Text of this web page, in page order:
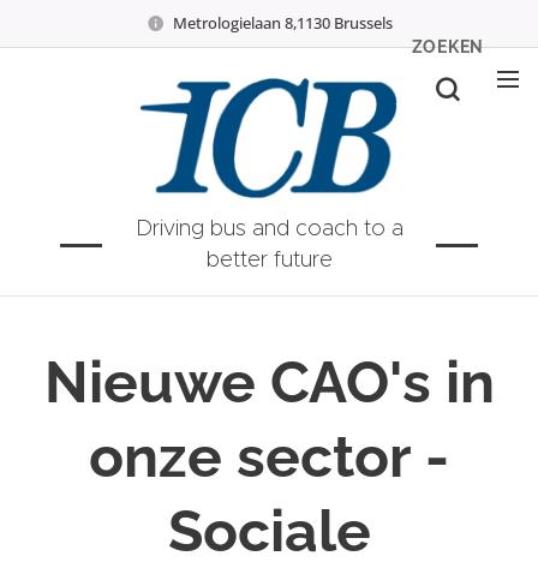
Metrologielaan 8,1130 Brussels
Driving bus and coach to a
better future
ZOEKEN
Nieuwe CAO's in
onze sector -
Sociale